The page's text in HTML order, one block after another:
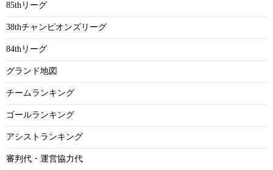
85thリーグ
38thチャンピオンズリーグ
84thリーグ
グランド地図
チームランキング
ゴールランキング
アシストランキング
審判代・運営協力代